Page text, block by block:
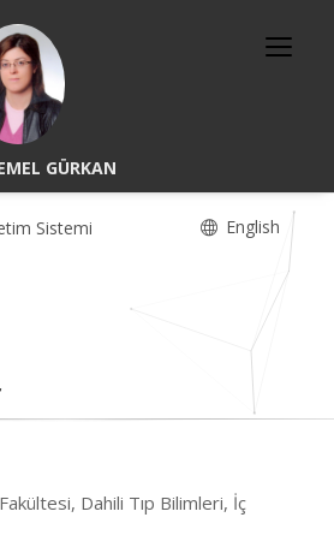
GÜRKAN
Sistemi English
Dahili Tıp Bilimleri, İç